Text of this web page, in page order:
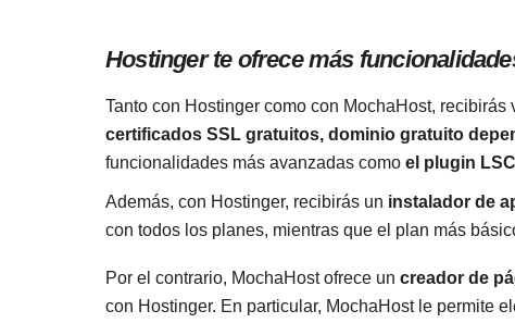
Hostinger te ofrece más
Tanto con Hostinger como con MochaHost,
certificados SSL gratuitos, dominio gratuito
funcionalidades más avanzadas como el plugin
Además, con Hostinger, recibirás un instalador de
con todos los planes, mientras que el plan más
Por el contrario, MochaHost ofrece un creador de
con Hostinger. En particular, MochaHost le permite